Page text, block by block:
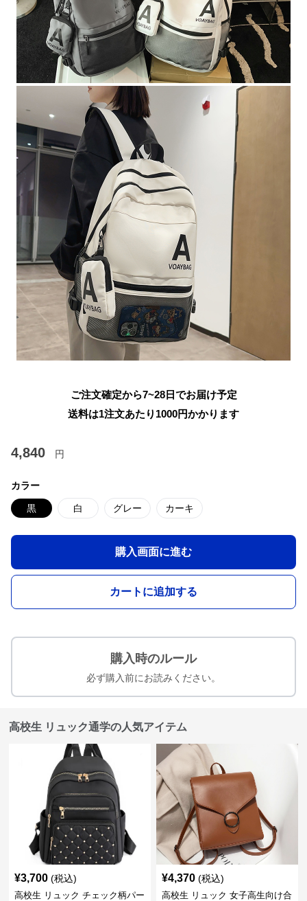
ご注文確定から7~28日でお届け予定
送料は1注文あたり 1000円かかります
4,840 円
カラー
黒 白 グレー カーキ
購入画面に進む
カートに追加する
購入時のルール
必ず購入前にお読みください。
高校生 リュック通学の人気アイテム
¥3,700 (税込)
高校生 リュック チェック柄パー
¥4,370 (税込)
高校生 リュック 女子高生向け合